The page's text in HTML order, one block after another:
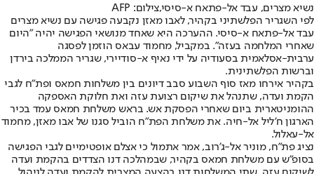
נשיא מצרים, עבד אל-פתאח א-סיסי,צילום: AFP
לפי השגריר הפלשתיני בקהיר, לאבו מאזן נקבעה פגישה עם נשיא מצרים
עבד אל-פתאח א-סיסי. ההערכה היא שאחד מנושאי הפגישה יהיה "היום
שאחרי המלחמה בעזה". במקביל, מחמוד עבאס הוזמן לפסגה
ערבית-אסלאמית בסעודיה על ידי נאיף א-סודיירי, שגריר הממלכה בירדן
וברשות הפלשתינית.
בקהיר אירחו מאז סוף השבוע סבב דיונים בין משלחות חמאס ופת"ח לגבי
הקמת ועדה, שתנהל את שיקום רצועת עזה ואת חלוקת האספקה
ההומניטארית ביום שאחרי הפסקת אש. בראש משלחת חמאס עמד בכיר
הארגון ח'ליל אל-חיה. את משלחת הפת"ח הוביל סגנו של אבו מאזן, מחמוד
אל-עאלול.
נציג פת"ח, מוניר אל-ג'רוב, אמר אתמול כי אצלם אופטימיים לגבי הפגישה
בסופ"ש עם משלחת חמאס בקהיר, שבמהלכה דנו הצדדים בהקמת ועדה